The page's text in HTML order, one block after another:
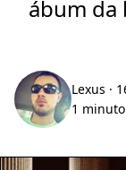
ábum da
Lexus ·
1